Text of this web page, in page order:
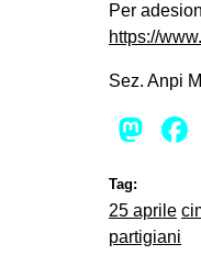
Per
https://
Sez. Anpi
Tag:
25 aprile
partigiani